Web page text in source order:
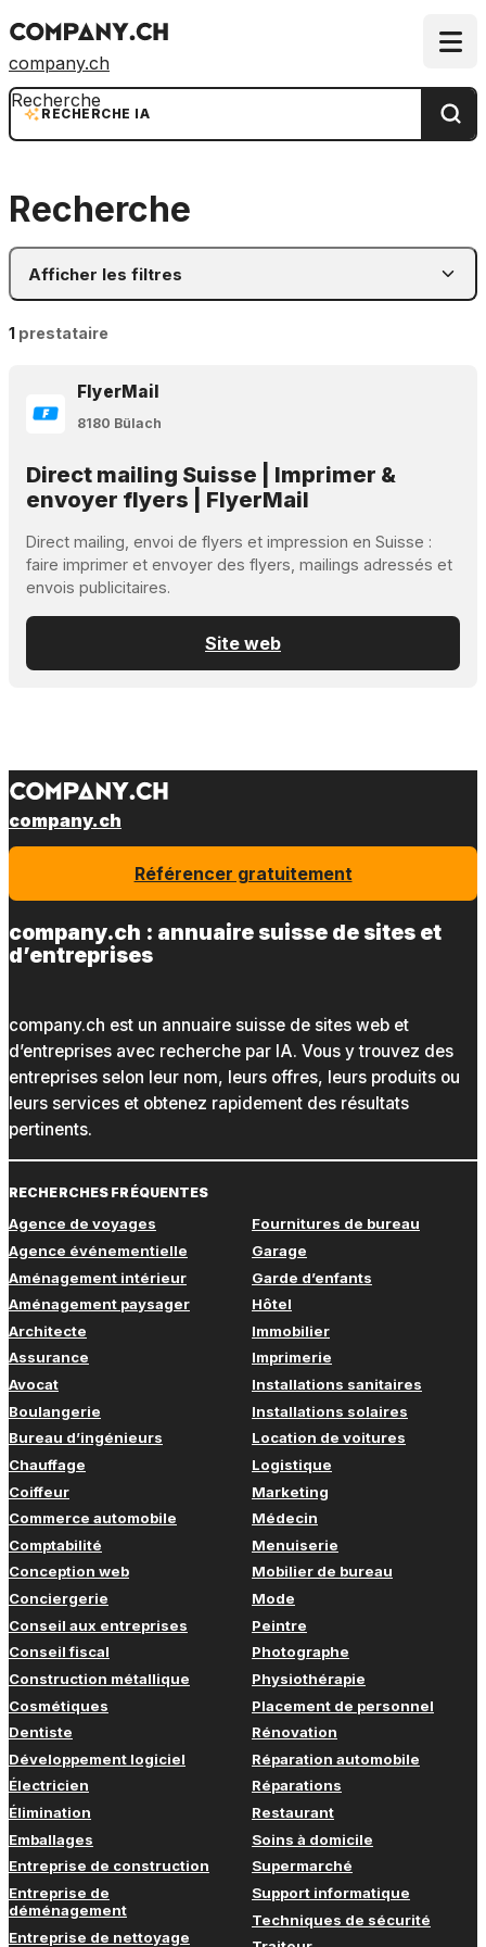
company.ch
RECHERCHE IA
Recherche
Recherche
Afficher les filtres
1 prestataire
FlyerMail
8180 Bülach
Direct mailing Suisse | Imprimer &
envoyer flyers | FlyerMail
Direct mailing, envoi de flyers et impression en Suisse :
faire imprimer et envoyer des flyers, mailings adressés et
envois publicitaires.
Site web
company.ch
Référencer gratuitement
company.ch : annuaire suisse de sites et
d’entreprises
company.ch est un annuaire suisse de sites web et
d’entreprises avec recherche par IA. Vous y trouvez des
entreprises selon leur nom, leurs offres, leurs produits ou
leurs services et obtenez rapidement des résultats
pertinents.
RECHERCHES FRÉQUENTES
Agence de voyages
Agence événementielle
Aménagement intérieur
Aménagement paysager
Architecte
Assurance
Avocat
Boulangerie
Bureau d’ingénieurs
Chauffage
Coiffeur
Commerce automobile
Comptabilité
Conception web
Conciergerie
Conseil aux entreprises
Conseil fiscal
Construction métallique
Cosmétiques
Dentiste
Développement logiciel
Électricien
Élimination
Emballages
Entreprise de construction
Entreprise de
déménagement
Entreprise de nettoyage
Fournitures de bureau
Garage
Garde d’enfants
Hôtel
Immobilier
Imprimerie
Installations sanitaires
Installations solaires
Location de voitures
Logistique
Marketing
Médecin
Menuiserie
Mobilier de bureau
Mode
Peintre
Photographe
Physiothérapie
Placement de personnel
Rénovation
Réparation automobile
Réparations
Restaurant
Soins à domicile
Supermarché
Support informatique
Techniques de sécurité